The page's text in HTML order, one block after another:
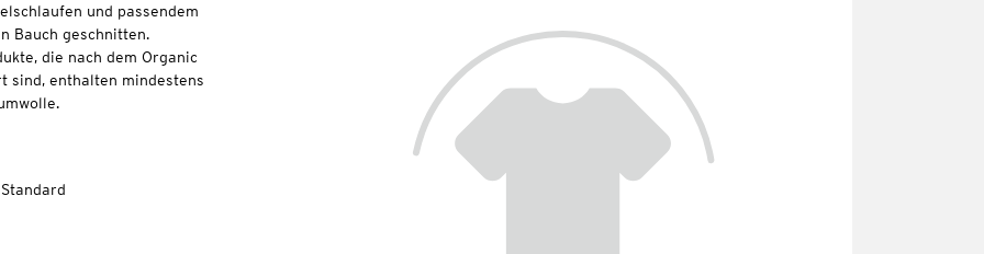
und passendem
Bauch geschnitten.
die nach dem Organic
sind, enthalten mindestens